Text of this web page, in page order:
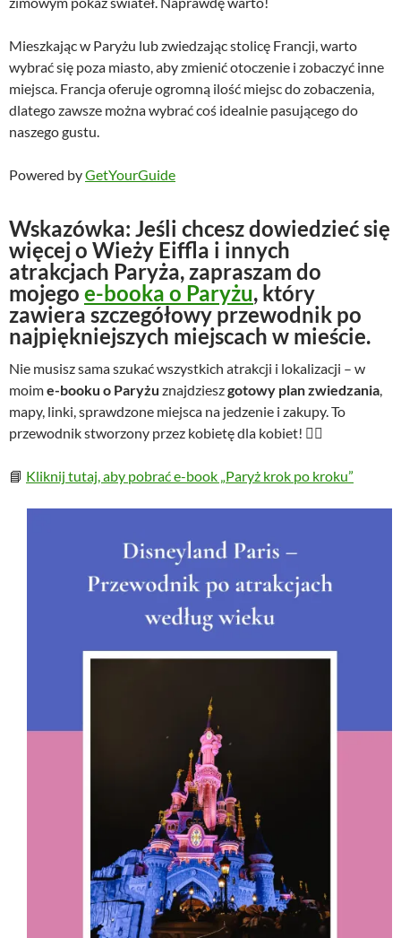
Mieszkając w Paryżu lub zwiedzając stolicę Francji, warto
wybrać się poza miasto, aby zmienić otoczenie i zobaczyć inne
miejsca. Francja oferuje ogromną ilość miejsc do zobaczenia,
dlatego zawsze można wybrać coś idealnie pasującego do
naszego gustu.
Powered byGetYourGuide
Wskazówka: Jeśli chcesz dowiedzieć się
więcej o Wieży Eiffla i innych
atrakcjach Paryża, zapraszam do
mojego e-booka o Paryżu, który
zawiera szczegółowy przewodnik po
najpiękniejszych miejscach w mieście.
Nie musisz sama szukać wszystkich atrakcji i lokalizacji – w
moime-booku o Paryżu znajdzieszgotowy plan zwiedzania,
mapy, linki, sprawdzone miejsca na jedzenie i zakupy. To
przewodnik stworzony przez kobietę dla kobiet! 💁‍♀️
📘 Kliknij tutaj, aby pobrać e-book „Paryż krok po kroku”